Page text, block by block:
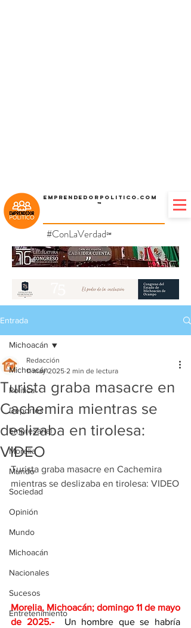
Emprendedorpolitico.com
™
#ConLaVerdad℠
Entrada
Michoacán
Política
Deportes
Empresarial
Morelia
Mundo
Sociedad
Opinión
Mundo
Michoacán
Nacionales
Sucesos
Entretenimiento
Michoacán
Turista graba masacre en
Cachemira mientras se
deslizaba en tirolesa:
VIDEO
Redacción
11 may 2025 2 min de lectura
Turista graba masacre en Cachemira
mientras se deslizaba en tirolesa: VIDEO
Morelia, Michoacán; domingo 11 de mayo
de 2025.-
Un hombre que se habría